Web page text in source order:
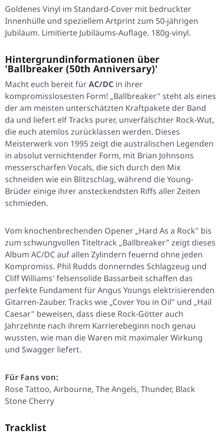
Goldenes Vinyl im Standard-Cover mit bedruckter
Innenhülle und speziellem Artprint zum 50-jährigen
Jubiläum. Limitierte Jubiläums-Auflage. 180g-vinyl.
Hintergrundinformationen über
'Ballbreaker (50th Anniversary)'
Macht euch bereit fürAC/DC in ihrer
kompromisslosesten Form! „Ballbreaker" steht als eines
der am meisten unterschätzten Kraftpakete der Band
da und liefert elf Tracks purer, unverfälschter Rock-Wut,
die euch atemlos zurücklassen werden. Dieses
Meisterwerk von 1995 zeigt die australischen Legenden
in absolut vernichtender Form, mit Brian Johnsons
messerscharfen Vocals, die sich durch den Mix
schneiden wie ein Blitzschlag, während die Young-
Brüder einige ihrer ansteckendsten Riffs aller Zeiten
schmieden.
Vom knochenbrechenden Opener „Hard As a Rock" bis
zum schwungvollen Titeltrack „Ballbreaker" zeigt dieses
Album AC/DC auf allen Zylindern feuernd ohne jeden
Kompromiss. Phil Rudds donnerndes Schlagzeug und
Cliff Williams' felsensolide Bassarbeit schaffen das
perfekte Fundament für Angus Youngs elektrisierenden
Gitarren-Zauber. Tracks wie „Cover You in Oil" und „Hail
Caesar" beweisen, dass diese Rock-Götter auch
Jahrzehnte nach ihrem Karrierebeginn noch genau
wussten, wie man die Waren mit maximaler Wirkung
und Swagger liefert.
Für Fans von:
Rose Tattoo, Airbourne, The Angels, Thunder, Black
Stone Cherry
Tracklist